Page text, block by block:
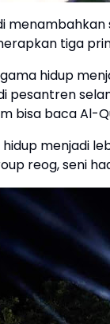
tiga
hidup
pesantren
bisa baca Al-
menjadi
reog, seni